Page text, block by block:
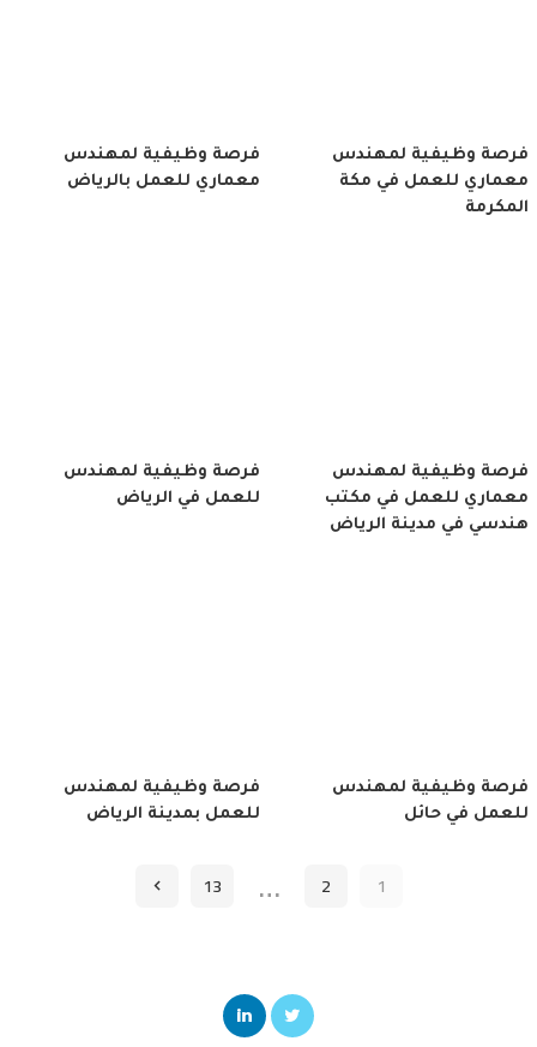
فرصة وظيفية لمهندس
معماري للعمل في مكة
المكرمة
فرصة وظيفية لمهندس
معماري للعمل بالرياض
فرصة وظيفية لمهندس
معماري للعمل في مكتب
هندسي في مدينة الرياض
فرصة وظيفية لمهندس
للعمل في الرياض
فرصة وظيفية لمهندس
للعمل في حائل
فرصة وظيفية لمهندس
للعمل بمدينة الرياض
1
2
…
13